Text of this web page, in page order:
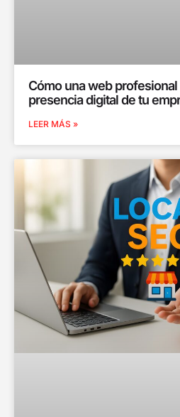
Cómo una web
presencia digital de tu
LEER MÁS »